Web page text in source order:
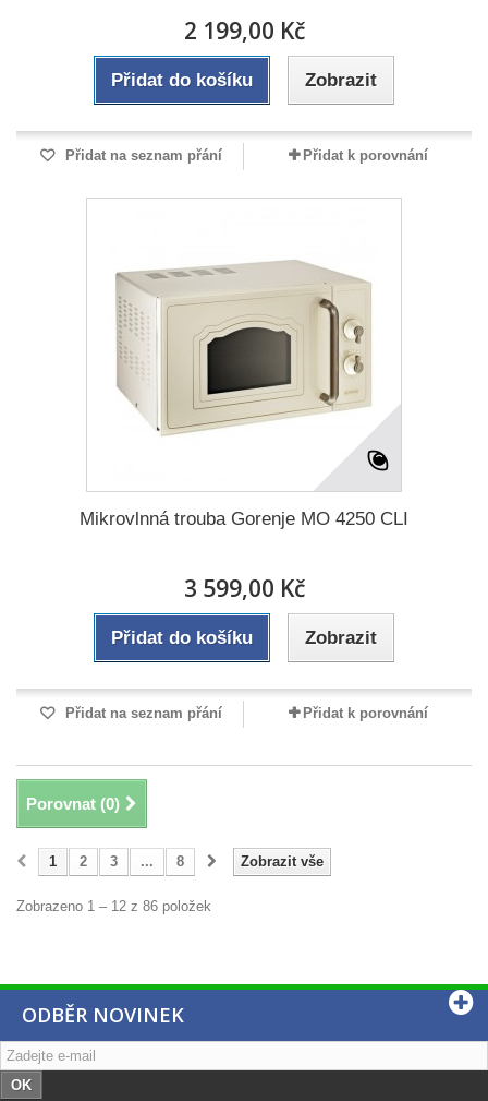
2 199,00 Kč
Přidat do košíku Zobrazit
Přidat na seznam přání Přidat k porovnání
Mikrovlnná trouba Gorenje MO 4250 CLI
3 599,00 Kč
Přidat do košíku Zobrazit
Přidat na seznam přání Přidat k porovnání
Porovnat (0)
Zobrazit vše
1 2 3 ... 8
Zobrazeno 1 – 12 z 86 položek
ODBĚR NOVINEK
OK